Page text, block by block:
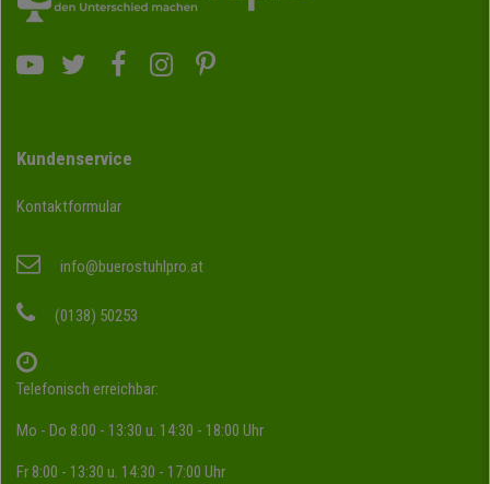
Kundenservice
Kontaktformular
info@buerostuhlpro.at
(0138) 50253
Telefonisch erreichbar:
Mo - Do 8:00 - 13:30 u. 14:30 - 18:00 Uhr
Fr 8:00 - 13:30 u. 14:30 - 17:00 Uhr